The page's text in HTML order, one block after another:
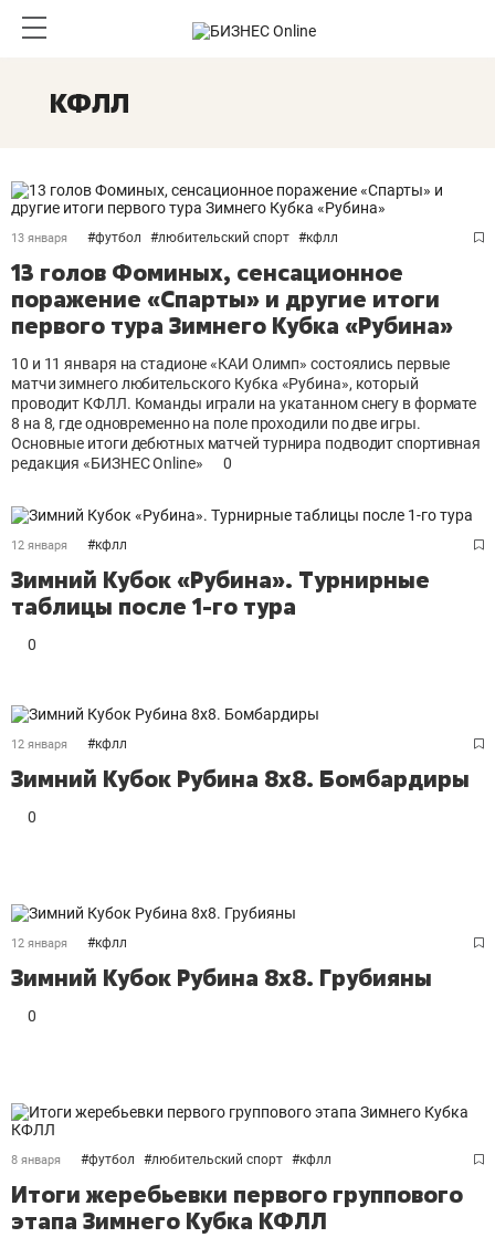
КФЛЛ
13 января #футбол #любительский спорт #кфлл
13 голов Фоминых, сенсационное
поражение «Спарты» и другие итоги
первого тура Зимнего Кубка «Рубина»
10 и 11 января на стадионе «КАИ Олимп» состоялись первые
матчи зимнего любительского Кубка «Рубина», который
проводит КФЛЛ. Команды играли на укатанном снегу в формате
8 на 8, где одновременно на поле проходили по две игры.
Основные итоги дебютных матчей турнира подводит спортивная
редакция «БИЗНЕС Online»
0
12 января #кфлл
Зимний Кубок «Рубина». Турнирные
таблицы после 1-го тура
0
12 января #кфлл
Зимний Кубок Рубина 8х8. Бомбардиры
0
12 января #кфлл
Зимний Кубок Рубина 8х8. Грубияны
0
8 января #футбол #любительский спорт #кфлл
Итоги жеребьевки первого группового
этапа Зимнего Кубка КФЛЛ